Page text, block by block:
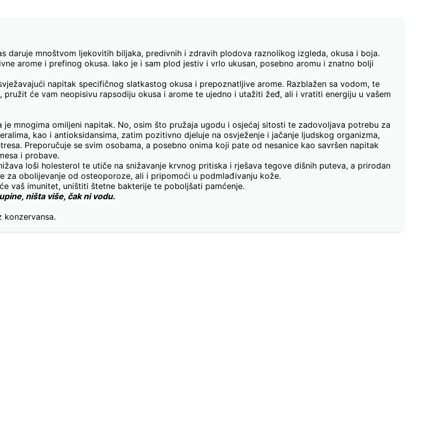
daruje mnoštvom ljekovitih biljaka, predivnih i zdravih plodova raznolikog izgleda, okusa i boja.
arome i prefinog okusa. Iako je i sam plod jestiv i vrlo ukusan, posebno aromu i znatno bolji
napitak specifičnog slatkastog okusa i prepoznatljive arome. Razblažen sa vodom, te
će vam neopisivu rapsodiju okusa i arome te ujedno i utažiti žeđ, ali i vratiti energiju u vašem
mnogima omiljeni napitak. No, osim što pružaja ugodu i osjećaj sitosti te zadovoljava potrebu za
kao i antioksidansima, zatim pozitivno djeluje na osvježenje i jačanje ljudskog organizma,
Preporučuje se svim osobama, a posebno onima koji pate od nesanice kao savršen napitak
i probave.
loši holesterol te utiče na snižavanje krvnog pritiska i rješava tegove dišnih puteva, a prirodan
za obolijevanje od osteoporoze, ali i pripomoći u podmlađivanju kože.
vaš imunitet, uništiti štetne bakterije te poboljšati pamćenje.
ništa više, čak ni vodu.
konzervansa.